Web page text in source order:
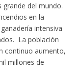
grande del mundo.
en la
intensiva
La población
continuo aumento,
millones de